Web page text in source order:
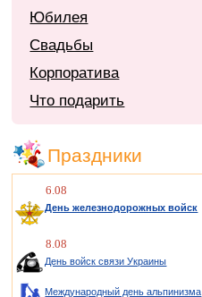
Юбилея
Свадьбы
Корпоратива
Что подарить
Праздники
6.08
День железнодорожных войск
8.08
День войск связи Украины
Международный день альпинизма